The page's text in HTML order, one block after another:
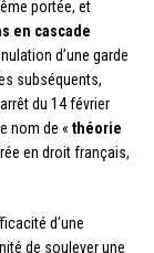
portée, et
en cascade
d’une garde
subséquents,
du 14 février
nom de « théorie
en droit français,
d’une
de soulever une